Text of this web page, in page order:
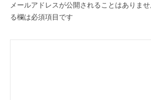
メールアドレスが公開されることはありませ
る欄は必須項目です